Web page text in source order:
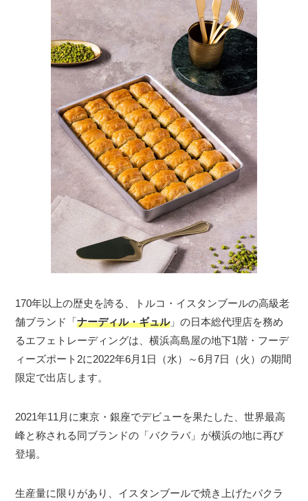
170年以上の歴史を誇る、トルコ・イスタンブールの高級老
舗ブランド「ナーディル・ギュル」の日本総代理店を務め
るエフェトレーディングは、横浜高島屋の地下1階・フーデ
ィーズポート2に2022年6月1日（水）～6月7日（火）の期間
限定で出店します。
2021年11月に東京・銀座でデビューを果たした、世界最高
峰と称される同ブランドの「バクラバ」が横浜の地に再び
登場。
生産量に限りがあり、イスタンブールで焼き上げたバクラ